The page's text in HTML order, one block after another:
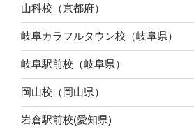
山科校（京都府）
岐阜カラフルタウン校（岐阜県）
岐阜駅前校（岐阜県）
岡山校（岡山県）
岩倉駅前校(愛知県)